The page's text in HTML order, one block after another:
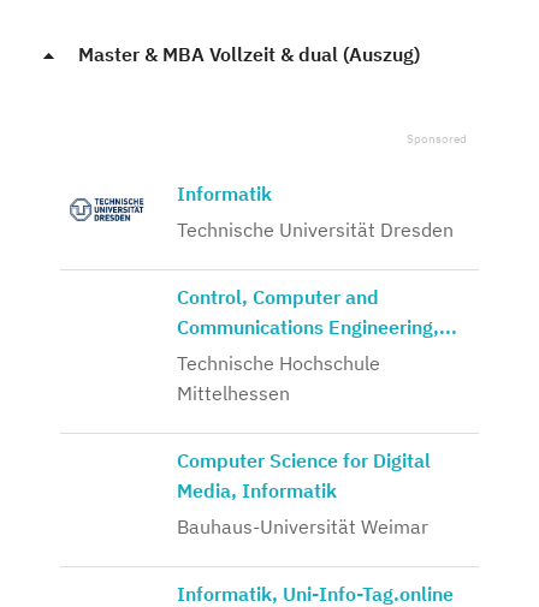
Master & MBA Vollzeit & dual (Auszug)
Informatik
Technische Universität Dresden
Control, Computer and
Communications Engineering,...
Technische Hochschule
Mittelhessen
Computer Science for Digital
Media, Informatik
Bauhaus-Universität Weimar
Informatik, Uni-Info-Tag.online